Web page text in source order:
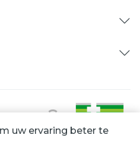
uw ervaring beter te